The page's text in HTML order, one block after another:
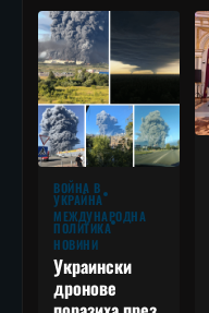
ВОЙНА В
УКРАЙНА
МЕЖДУНАРОДНА
ПОЛИТИКА
НОВИНИ
Украински
дронове